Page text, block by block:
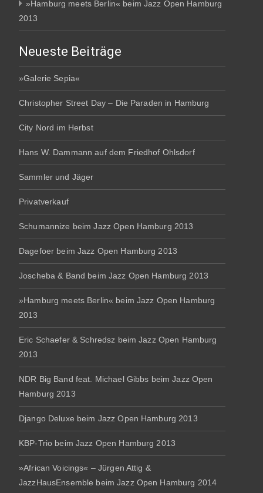
»Hamburg meets Berlin« beim Jazz Open Hamburg
2013
Neueste Beiträge
»Galerie Sepia«
Christopher Street Day – Die Paraden in Hamburg
City Nord im Herbst
Hans W. Dammann auf dem Friedhof Ohlsdorf
Sammler und Jäger
Privatverkauf
Schumannize beim Jazz Open Hamburg 2013
Dagefoer beim Jazz Open Hamburg 2013
Joscheba & Band beim Jazz Open Hamburg 2013
»Hamburg meets Berlin« beim Jazz Open Hamburg
2013
Eric Schaefer & Schredsz beim Jazz Open Hamburg
2013
NDR Big Band feat. Michael Gibbs beim Jazz Open
Hamburg 2013
Django Deluxe beim Jazz Open Hamburg 2013
KBP-Trio beim Jazz Open Hamburg 2013
»African Voicings« – Jürgen Attig &
JazzHausEnsemble beim Jazz Open Hamburg 2014